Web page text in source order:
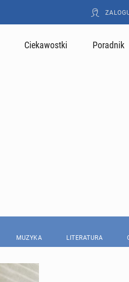
Ciekawostki Poradnik
MUZYKA LITERATURA